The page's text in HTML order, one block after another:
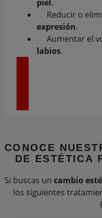
piel .
Reducir o
expresión.
Aumentar el
labios.
CONOCE
DE ESTÉTICA
Si buscas un cambio
los siguientes